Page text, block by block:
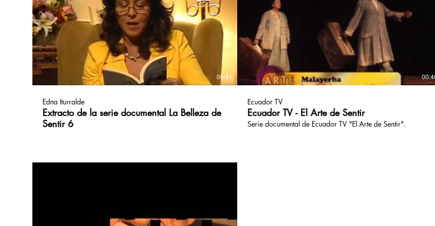
00:41
Edna Iturralde
Extracto de la serie documental La Belleza de
Sentir 6
Ecuador TV
Ecuador TV - El Arte de Sentir
Serie documental de Ecuador TV "El Arte de Sentir".